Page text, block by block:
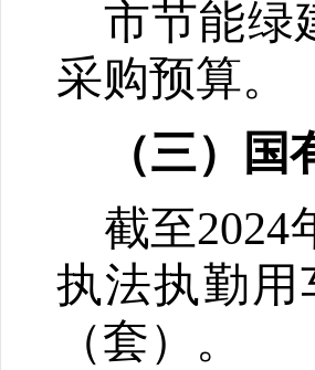
市节能绿
采购预算。
（三）国
截至2024
执法执勤用
（套）。